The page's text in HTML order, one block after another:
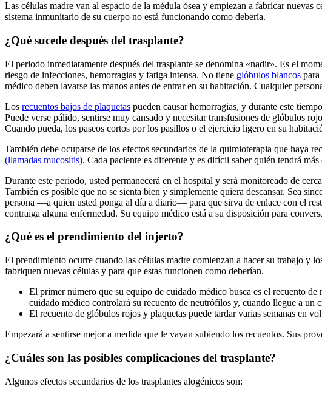
Las células madre van al espacio de la médula ósea y empiezan a fabricar
sistema inmunitario de su cuerpo no está funcionando como debería.
¿Qué sucede después del trasplante?
El periodo inmediatamente después del trasplante se denomina «nadir». Es el
riesgo de infecciones, hemorragias y fatiga intensa. No tiene glóbulos blancos
médico deben lavarse las manos antes de entrar en su habitación. Cualquier
Los recuentos bajos de plaquetas pueden causar hemorragias, y durante este
Puede verse pálido, sentirse muy cansado y necesitar transfusiones de glóbulos
Cuando pueda, los paseos cortos por los pasillos o el ejercicio ligero en su
También debe ocuparse de los efectos secundarios de la quimioterapia que haya
(llamadas mucositis). Cada paciente es diferente y es difícil saber quién tendrá más
Durante este periodo, usted permanecerá en el hospital y será monitoreado de
También es posible que no se sienta bien y simplemente quiera descansar. Sea
persona —a quien usted ponga al día a diario— para que sirva de enlace con el
contraiga alguna enfermedad. Su equipo médico está a su disposición para
¿Qué es el prendimiento del injerto?
El prendimiento ocurre cuando las células madre comienzan a hacer su trabajo y
fabriquen nuevas células y para que estas funcionen como deberían.
El primer número que su equipo de cuidado médico busca es el recuento
cuidado médico controlará su recuento de neutrófilos y, cuando llegue a
El recuento de glóbulos rojos y plaquetas puede tardar varias semanas en
Empezará a sentirse mejor a medida que le vayan subiendo los recuentos. Sus
¿Cuáles son las posibles complicaciones del trasplante?
Algunos efectos secundarios de los trasplantes alogénicos son: